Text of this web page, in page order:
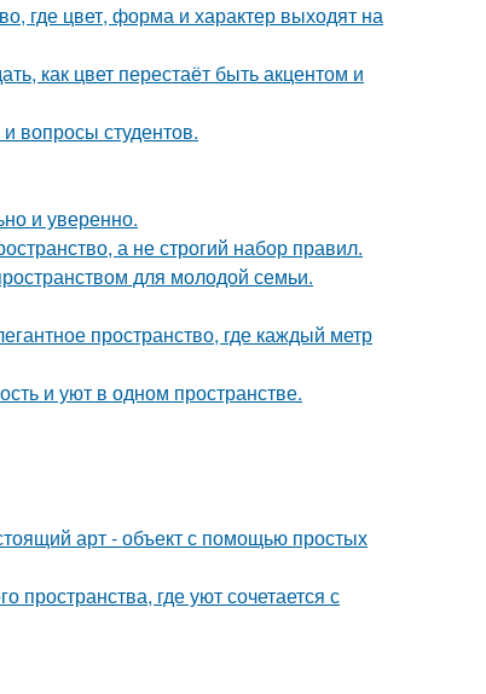
где цвет, форма и характер выходят на
как цвет перестаёт быть акцентом и
вопросы студентов.
и уверенно.
а не строгий набор правил.
для молодой семьи.
пространство, где каждый метр
и уют в одном пространстве.
арт - объект с помощью простых
где уют сочетается с